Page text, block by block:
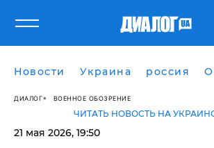
Новости Украина россия
ДИАЛОГ ВОЕННОЕ ОБОЗРЕНИЕ
ЧИТАТЬ НОВОСТЬ НА
21 мая 2026, 19:50